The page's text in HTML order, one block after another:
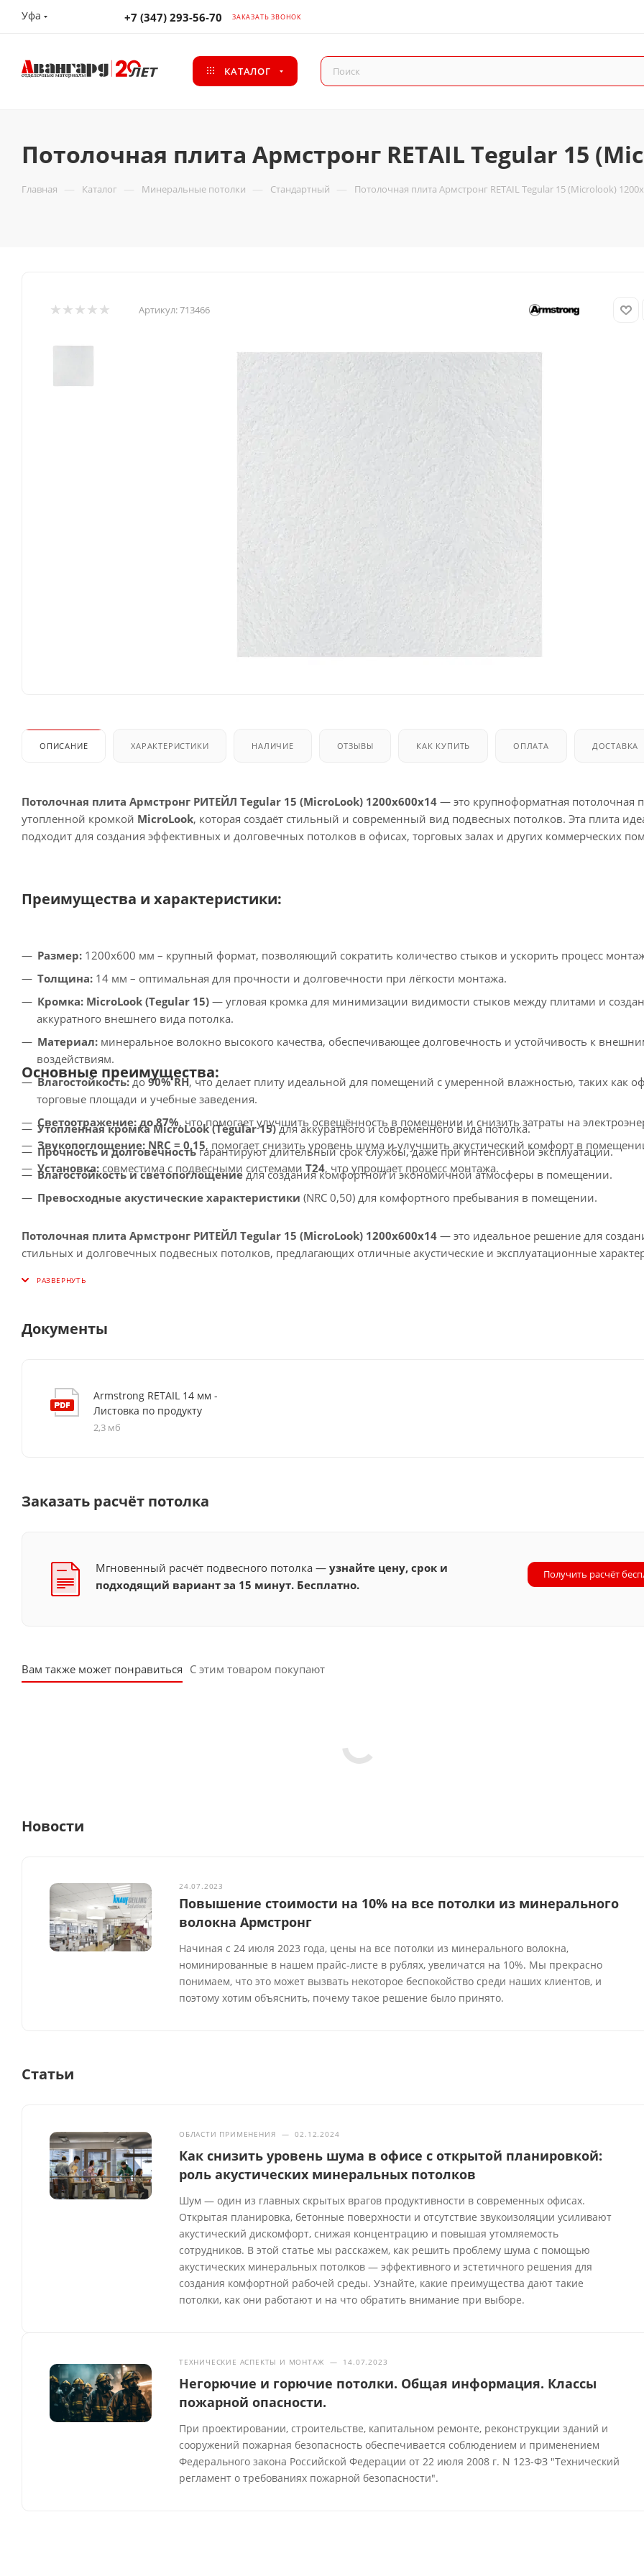
Уфа +7 (347) 293-56-70 ЗАКАЗАТЬ ЗВОНОК
КАТАЛОГ
Потолочная плита Армстронг RETAIL Tegular 15
Главная — Каталог — Минеральные потолки — Стандартный — Потолочная плита Армстронг RETAIL Tegular 15 (Microlook)
Артикул:713466
ОПИСАНИЕ ХАРАКТЕРИСТИКИ НАЛИЧИЕ ОТЗЫВЫ КАК КУПИТЬ ОПЛАТА ДОСТАВКА
Потолочная плита Армстронг РИТЕЙЛ Tegular 15 (MicroLook) 1200x600x14 — это крупноформатная потолочная
утопленной кромкой MicroLook, которая создаёт стильный и современный вид подвесных потолков. Эта плита
подходит для создания эффективных и долговечных потолков в офисах, торговых залах и других коммерческих
Преимущества и характеристики:
Размер: 1200x600 мм – крупный формат, позволяющий сократить количество стыков и ускорить процесс
Толщина: 14 мм – оптимальная для прочности и долговечности при лёгкости монтажа.
Кромка: MicroLook (Tegular 15) — угловая кромка для минимизации видимости стыков между плитами и
аккуратного внешнего вида потолка.
Материал: минеральное волокно высокого качества, обеспечивающее долговечность и устойчивость к
воздействиям.
Влагостойкость:до90% RH, что делает плиту идеальной для помещений с умеренной влажностью, таких как
торговые площади и учебные заведения.
Светоотражение: до 87%, что помогает улучшить освещённость в помещении и снизить затраты на
Звукопоглощение: NRC = 0,15, помогает снизить уровень шума и улучшить акустический комфорт в
Установка: совместима с подвесными системами T24, что упрощает процесс монтажа.
Основные преимущества:
Утопленная кромка MicroLook (Tegular 15)для аккуратного и современного вида потолка.
Прочность и долговечностьгарантируют длительный срок службы, даже при интенсивной эксплуатации.
Влагостойкость и светопоглощение для создания комфортной и экономичной атмосферы в помещении.
Превосходные акустические характеристики (NRC 0,50) для комфортного пребывания в помещении.
Потолочная плита Армстронг РИТЕЙЛ Tegular 15 (MicroLook) 1200x600x14 — это идеальное решение для
стильных и долговечных подвесных потолков, предлагающих отличные акустические и эксплуатационные
Документы
Armstrong RETAIL 14 мм -
Листовка по продукту
2,3 мб
Заказать расчёт потолка
Мгновенный расчёт подвесного потолка —узнайте цену, срок и
подходящий вариант за 15 минут. Бесплатно.
Получить расчёт
Вам также может понравиться С этим товаром покупают
Новости
24.07.2023
Повышение стоимости на 10% на все потолки из минерального
волокна Армстронг
Начиная с 24 июля 2023 года, цены на все потолки из минерального волокна,
номинированные в нашем прайс-листе в рублях, увеличатся на 10%. Мы прекрасно
понимаем, что это может вызвать некоторое беспокойство среди наших клиентов, и
поэтому хотим объяснить, почему такое решение было принято.
Статьи
ОБЛАСТИ ПРИМЕНЕНИЯ — 02.12.2024
Как снизить уровень шума в офисе с открытой планировкой:
роль акустических минеральных потолков
Шум — один из главных скрытых врагов продуктивности в современных офисах.
Открытая планировка, бетонные поверхности и отсутствие звукоизоляции усиливают
акустический дискомфорт, снижая концентрацию и повышая утомляемость
сотрудников. В этой статье мы расскажем, как решить проблему шума с помощью
акустических минеральных потолков — эффективного и эстетичного решения для
создания комфортной рабочей среды. Узнайте, какие преимущества дают такие
потолки, как они работают и на что обратить внимание при выборе.
ТЕХНИЧЕСКИЕ АСПЕКТЫ И МОНТАЖ — 14.07.2023
Негорючие и горючие потолки. Общая информация. Классы
пожарной опасности.
При проектировании, строительстве, капитальном ремонте, реконструкции зданий и
сооружений пожарная безопасность обеспечивается соблюдением и применением
Федерального закона Российской Федерации от 22 июля 2008 г. N 123-ФЗ "Технический
регламент о требованиях пожарной безопасности".